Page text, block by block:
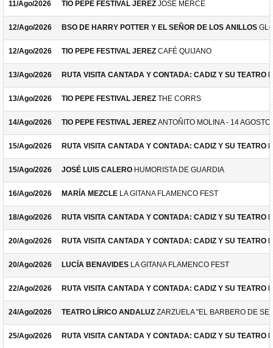
11/Ago/2026 TIO PEPE FESTIVAL JEREZ JOSÉ MERCÉ
12/Ago/2026 BSO DE HARRY POTTER Y EL SEÑOR DE LOS ANILLOS
12/Ago/2026 TIO PEPE FESTIVAL JEREZ CAFÉ QUIJANO
13/Ago/2026 RUTA VISITA CANTADA Y CONTADA: CADIZ Y SU TEATRO
13/Ago/2026 TIO PEPE FESTIVAL JEREZ THE CORRS
14/Ago/2026 TIO PEPE FESTIVAL JEREZ ANTOÑITO MOLINA - 14 AGOSTO
15/Ago/2026 RUTA VISITA CANTADA Y CONTADA: CADIZ Y SU TEATRO
15/Ago/2026 JOSÉ LUIS CALERO HUMORISTA DE GUARDIA
16/Ago/2026 MARÍA MEZCLE LA GITANA FLAMENCO FEST
18/Ago/2026 RUTA VISITA CANTADA Y CONTADA: CADIZ Y SU TEATRO
20/Ago/2026 RUTA VISITA CANTADA Y CONTADA: CADIZ Y SU TEATRO
20/Ago/2026 LUCÍA BENAVIDES LA GITANA FLAMENCO FEST
22/Ago/2026 RUTA VISITA CANTADA Y CONTADA: CADIZ Y SU TEATRO
24/Ago/2026 TEATRO LÍRICO ANDALUZ ZARZUELA "EL BARBERO DE
25/Ago/2026 RUTA VISITA CANTADA Y CONTADA: CADIZ Y SU TEATRO